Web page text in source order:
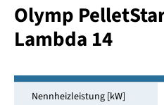
Olymp
Lambda 14
Nennheizleistung [kW]